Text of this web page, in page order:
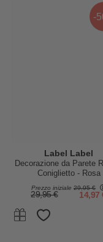
-
Label Label
Decorazione da Parete
Coniglietto - Rosa
Prezzo iniziale 29,95 €
29,95 € 14,97